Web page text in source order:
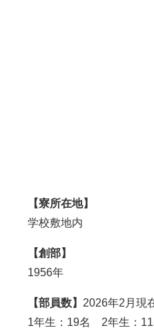
【寮所在地】
学校敷地内
【創部】
1956年
【部員数】 2026年2月現
1年生：19名 2年生：